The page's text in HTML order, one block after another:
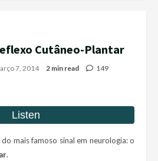
Cutâneo-Plantar
7, 2014 2 min read 149
mais famoso sinal em neurologia: o
.